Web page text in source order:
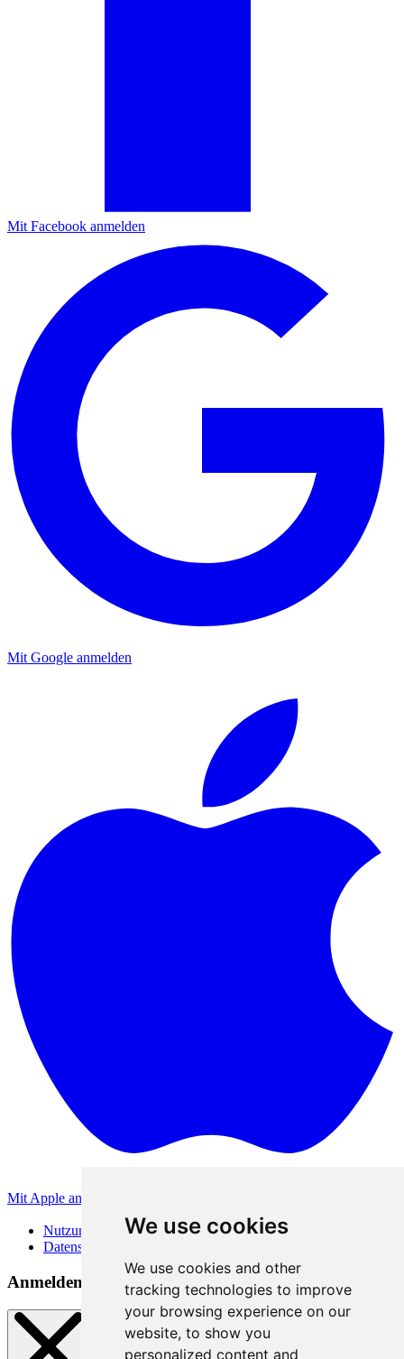
We use cookies
We use cookies and other
tracking technologies to improve
your browsing experience on our
website, to show you
personalized content and
Mit Facebook anmelden
Mit Google anmelden
Mit Apple anmelden
Nutzungsbedingungen
Datenschutzerklärung
Anmeldemethoden